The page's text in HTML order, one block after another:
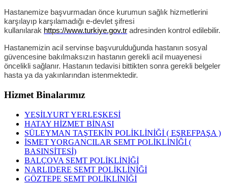
Hastanemize başvurmadan önce kurumun sağlık hizmetlerini
karşılayıp karşılamadığı e-devlet şifresi
kullanılarak https://www.turkiye.gov.tr adresinden kontrol edilebilir.
Hastanemizin acil servinse başvurulduğunda hastanın sosyal
güvencesine bakılmaksızın hastanın gerekli acil muayenesi
öncelikli sağlanır. Hastanın tedavisi bittikten sonra gerekli belgeler
hasta ya da yakınlarından istenmektedir.
Hizmet Binalarımız
YEŞİLYURT YERLEŞKESİ
HATAY HİZMET BİNASI
SÜLEYMAN TAŞTEKİN POLİKLİNİĞİ ( EŞREFPAŞA )
İSMET YORGANCILAR SEMT POLİKLİNİĞİ (
BASINSİTESİ)
BALÇOVA SEMT POLİKLİNİĞİ
NARLIDERE SEMT POLİKLİNİĞİ
GÖZTEPE SEMT POLİKLİNİĞİ